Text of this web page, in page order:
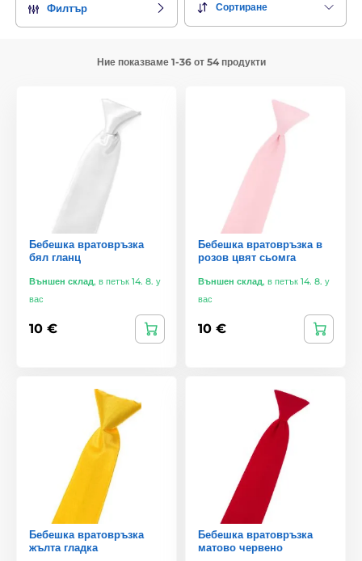
Филтър Сортиране
Ние показваме 1-36 от 54 продукти
Бебешка вратовръзка
бял гланц
Външен склад, в петък 14. 8. у
вас
10 €
Бебешка вратовръзка в
розов цвят сьомга
Външен склад, в петък 14. 8. у
вас
10 €
Бебешка вратовръзка
жълта гладка
Бебешка вратовръзка
матово червено